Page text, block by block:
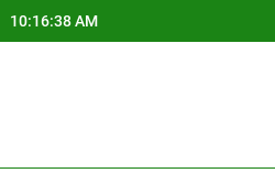
10:16:39 AM